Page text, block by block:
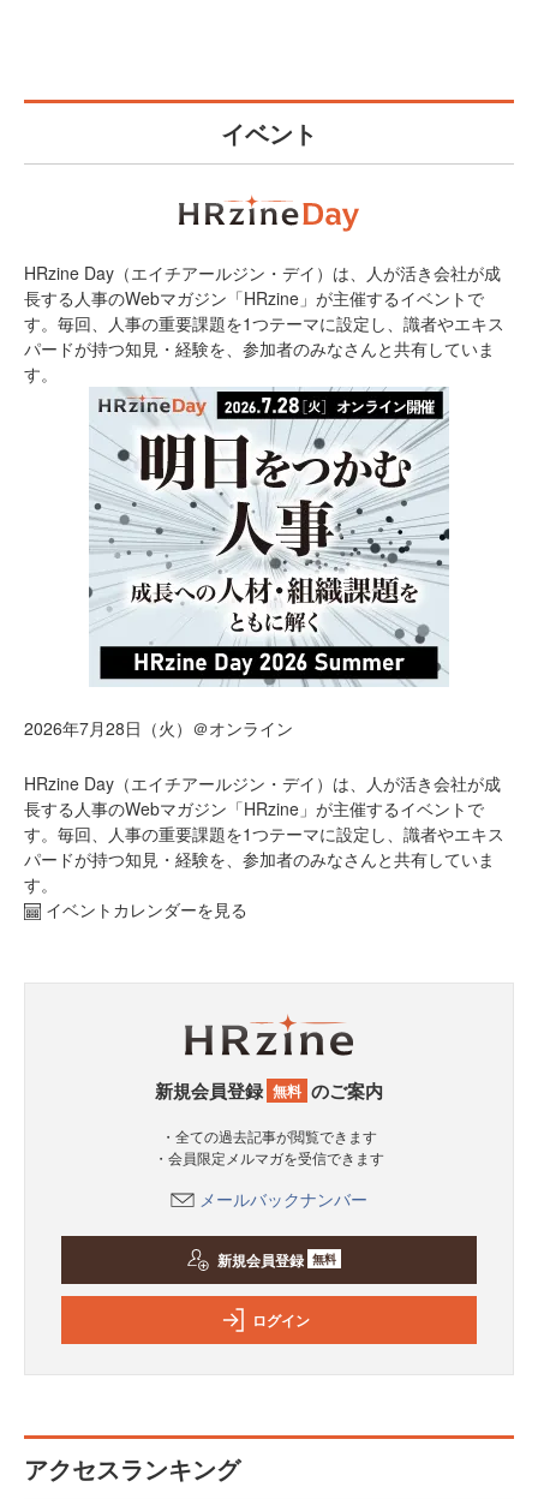
イベント
HRzine Day（エイチアールジン・デイ）は、人が活き会社が成
長する人事のWebマガジン「HRzine」が主催するイベントで
す。毎回、人事の重要課題を1つテーマに設定し、識者やエキス
パードが持つ知見・経験を、参加者のみなさんと共有していま
す。
2026年7月28日（火）＠オンライン
HRzine Day（エイチアールジン・デイ）は、人が活き会社が成
長する人事のWebマガジン「HRzine」が主催するイベントで
す。毎回、人事の重要課題を1つテーマに設定し、識者やエキス
パードが持つ知見・経験を、参加者のみなさんと共有していま
す。
イベントカレンダーを見る
新規会員登録 無料 のご案内
・全ての過去記事が閲覧できます
・会員限定メルマガを受信できます
メールバックナンバー
新規会員登録 無料
ログイン
アクセスランキング